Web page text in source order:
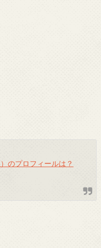
のプロフィールは？